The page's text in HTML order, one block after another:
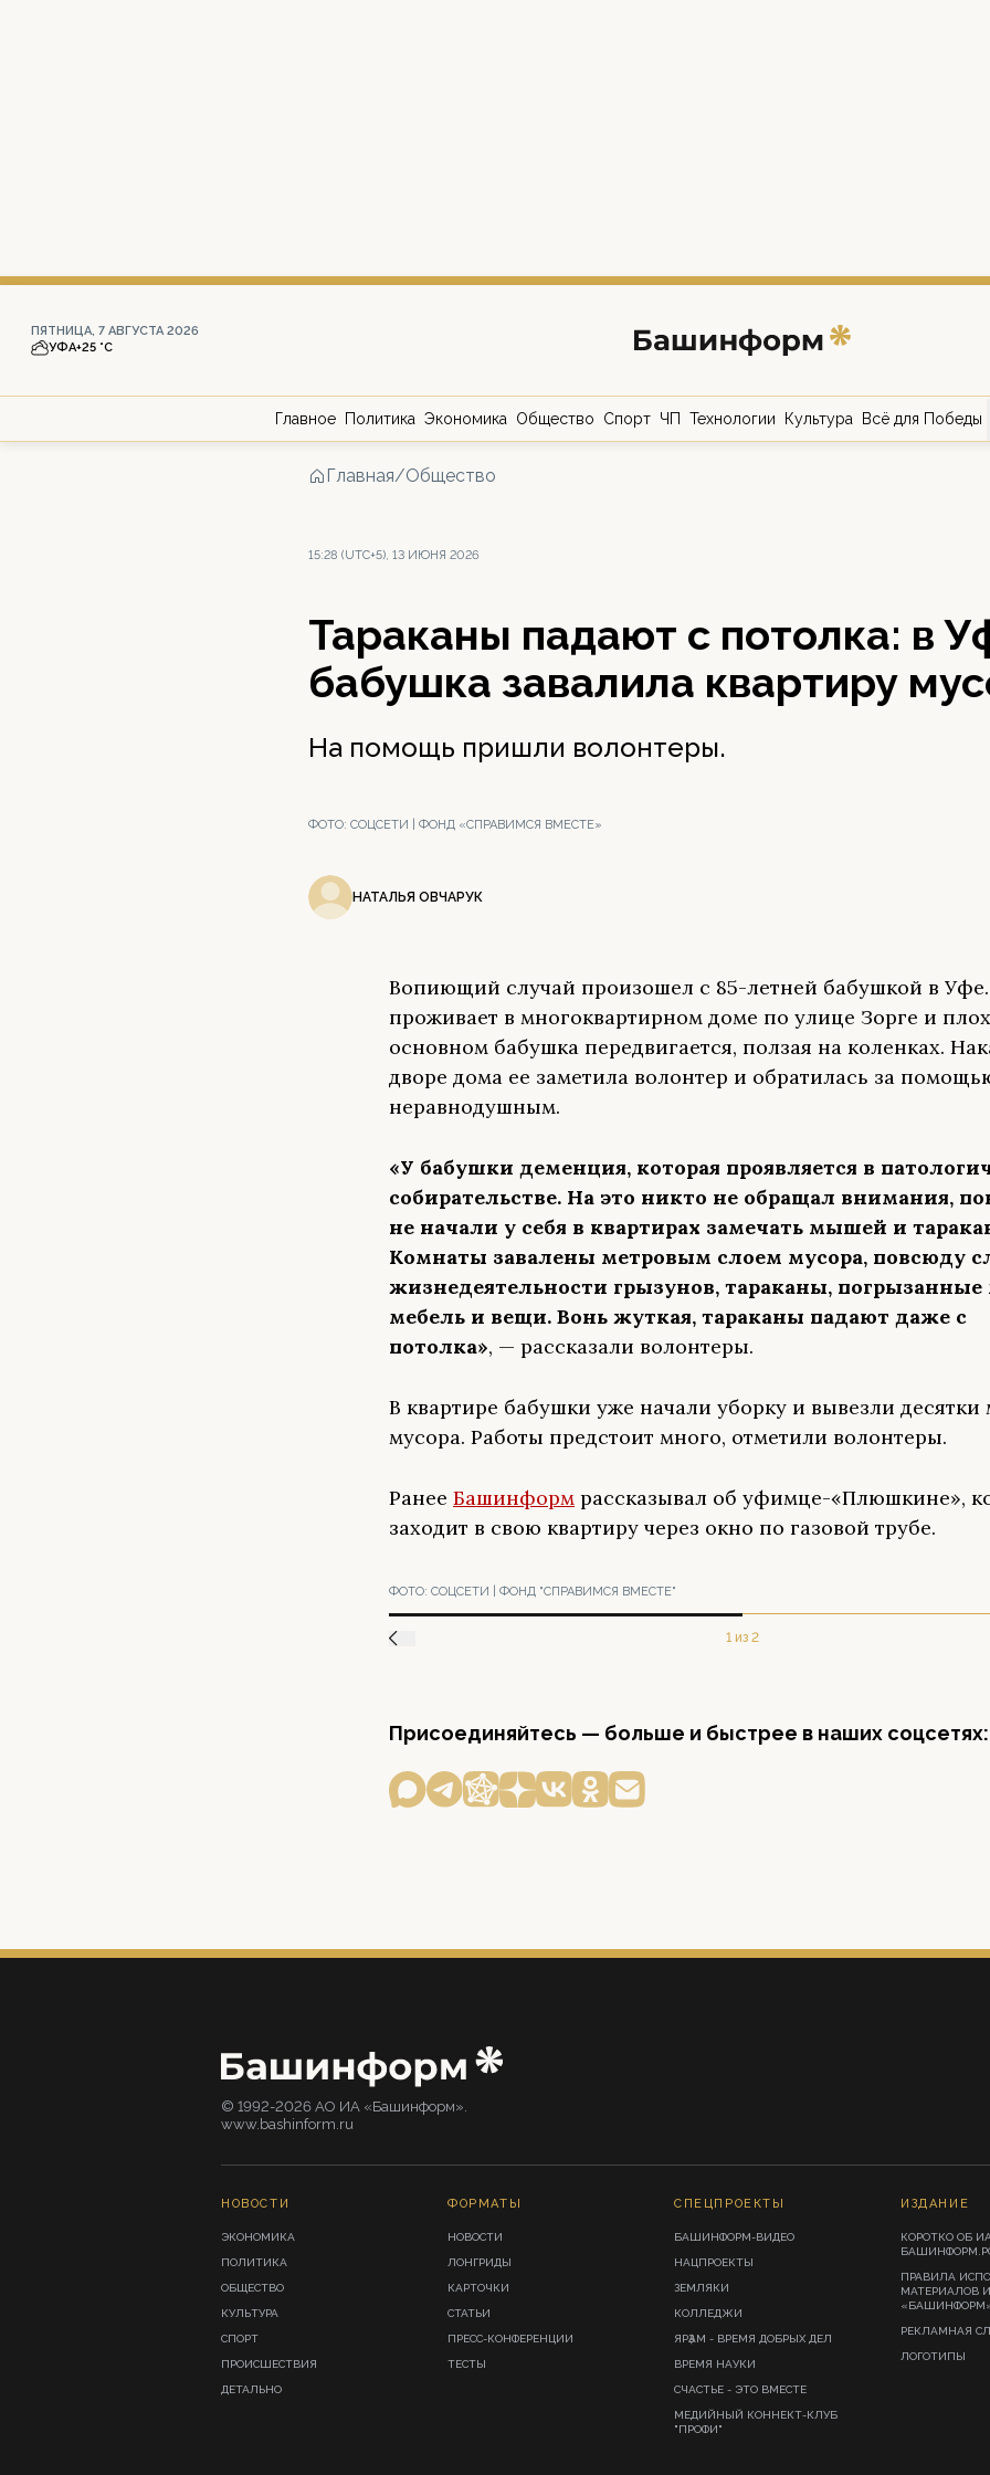
ПЯТНИЦА, 7 АВГУСТА 2026
УФА+25 °С
Главное Политика Экономика Общество Спорт ЧП Технологии Культура Всё для Победы
Главная/Общество
15:28 (UTC+5), 13 ИЮНЯ 2026
Тараканы падают с потолка: в
бабушка завалила квартиру
На помощь пришли волонтеры.
ФОТО: СОЦСЕТИ | ФОНД «СПРАВИМСЯ ВМЕСТЕ»
НАТАЛЬЯ ОВЧАРУК
Вопиющий случай произошел с 85-летней бабушкой в
проживает в многоквартирном доме по улице Зорге и
основном бабушка передвигается, ползая на коленках.
дворе дома ее заметила волонтер и обратилась за
неравнодушным.
«У бабушки деменция, которая проявляется в
собирательстве. На это никто не обращал внимания,
не начали у себя в квартирах замечать мышей и
Комнаты завалены метровым слоем мусора, повсюду
жизнедеятельности грызунов, тараканы,
мебель и вещи. Вонь жуткая, тараканы падают даже с
потолка», — рассказали волонтеры.
В квартире бабушки уже начали уборку и вывезли десятки
мусора. Работы предстоит много, отметили волонтеры.
Ранее Башинформ рассказывал об уфимце-«Плюшкине»,
заходит в свою квартиру через окно по газовой трубе.
ФОТО: СОЦСЕТИ | ФОНД "СПРАВИМСЯ ВМЕСТЕ"
1 из 2
Присоединяйтесь — больше и быстрее в наших соцсетях:
© 1992-2026 АО ИА «Башинформ».
www.bashinform.ru
НОВОСТИ
ЭКОНОМИКА
ПОЛИТИКА
ОБЩЕСТВО
КУЛЬТУРА
СПОРТ
ПРОИСШЕСТВИЯ
ДЕТАЛЬНО
ФОРМАТЫ
НОВОСТИ
ЛОНГРИДЫ
КАРТОЧКИ
СТАТЬИ
ПРЕСС-КОНФЕРЕНЦИИ
ТЕСТЫ
СПЕЦПРОЕКТЫ
БАШИНФОРМ-ВИДЕО
НАЦПРОЕКТЫ
ЗЕМЛЯКИ
КОЛЛЕДЖИ
ЯРҘАМ - ВРЕМЯ ДОБРЫХ ДЕЛ
ВРЕМЯ НАУКИ
СЧАСТЬЕ - ЭТО ВМЕСТЕ
МЕДИЙНЫЙ КОННЕКТ-КЛУБ
"ПРОФИ"
ИЗДАНИЕ
КОРОТКО ОБ ИА
ПРАВИЛА
МАТЕРИАЛОВ
РЕКЛАМНАЯ
ЛОГОТИПЫ